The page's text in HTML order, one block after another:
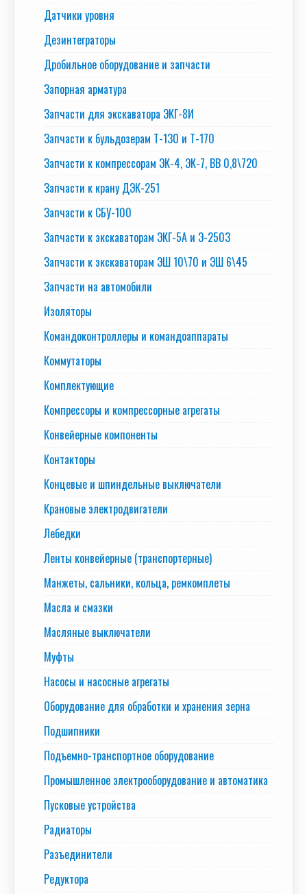
Датчики уровня
Дезинтеграторы
Дробильное оборудование и запчасти
Запорная арматура
Запчасти для экскаватора ЭКГ-8И
Запчасти к бульдозерам Т-130 и Т-170
Запчасти к компрессорам ЭК-4, ЭК-7, ВВ 0,8\720
Запчасти к крану ДЭК-251
Запчасти к СБУ-100
Запчасти к экскаваторам ЭКГ-5А и Э-2503
Запчасти к экскаваторам ЭШ 10\70 и ЭШ 6\45
Запчасти на автомобили
Изоляторы
Командоконтроллеры и командоаппараты
Коммутаторы
Комплектующие
Компрессоры и компрессорные агрегаты
Конвейерные компоненты
Контакторы
Концевые и шпиндельные выключатели
Крановые электродвигатели
Лебедки
Ленты конвейерные (транспортерные)
Манжеты, сальники, кольца, ремкомплеты
Масла и смазки
Масляные выключатели
Муфты
Насосы и насосные агрегаты
Оборудование для обработки и хранения зерна
Подшипники
Подъемно-транспортное оборудование
Промышленное электрооборудование и автоматика
Пусковые устройства
Радиаторы
Разъединители
Редуктора